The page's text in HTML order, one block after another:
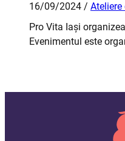
16/09/2024 /
Pro Vita Iași
Evenimentul este